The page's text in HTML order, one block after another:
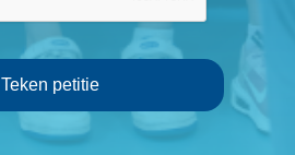
Teken petitie